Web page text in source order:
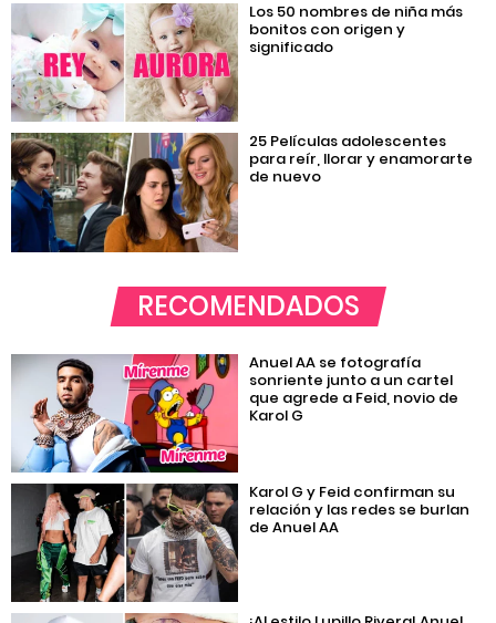
Los 50 nombres de niña más
bonitos con origen y
significado
25 Películas adolescentes
para reír, llorar y enamorarte
de nuevo
RECOMENDADOS
Anuel AA se fotografía
sonriente junto a un cartel
que agrede a Feid, novio de
Karol G
Karol G y Feid confirman su
relación y las redes se burlan
de Anuel AA